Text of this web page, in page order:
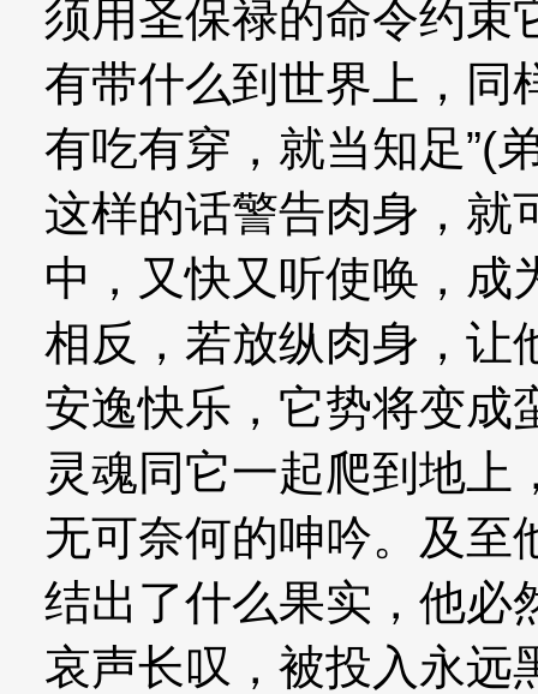
须用圣保禄的命令约束
有带什么到世界上，同
有吃有穿，就当知足”(
这样的话警告肉身，就
中，又快又听使唤，成
相反，若放纵肉身，让
安逸快乐，它势将变成
灵魂同它一起爬到地上
无可奈何的呻吟。及至
结出了什么果实，他必
哀声长叹，被投入永远